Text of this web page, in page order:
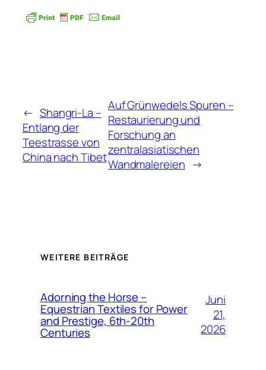
← Shangri-La –
Entlang der
Teestrasse von
China nach Tibet
Auf Grünwedels Spuren –
Restaurierung und
Forschung an
zentralasiatischen
Wandmalereien →
WEITERE BEITRÄGE
Adorning the Horse –
Equestrian Textiles for Power
and Prestige, 6th-20th
Centuries
Juni
21,
2026